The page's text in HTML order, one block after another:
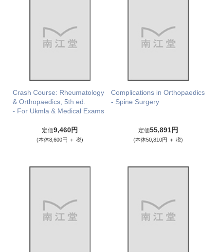
Crash Course: Rheumatology
& Orthopaedics, 5th ed.
- For Ukmla & Medical Exams
定価9,460円
(本体8,600円 ＋ 税)
Complications in Orthopaedics
- Spine Surgery
定価55,891円
(本体50,810円 ＋ 税)